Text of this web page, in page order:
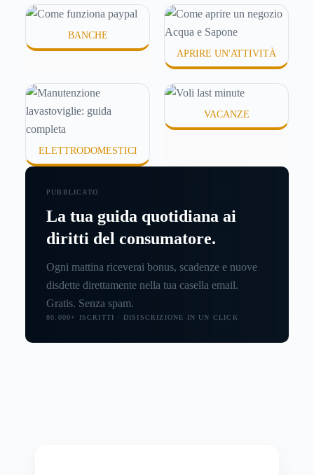
BANCHE
APRIRE UN'ATTIVITÀ
ELETTRODOMESTICI
VACANZE
PUBBLICATO
La tua guida quotidiana ai
diritti del consumatore.
Ogni mattina riceverai bonus, scadenze e nuove
disdette direttamente nella tua casella email.
Gratis. Senza spam.
80.000+ ISCRITTI · DISISCRIZIONE IN UN CLICK